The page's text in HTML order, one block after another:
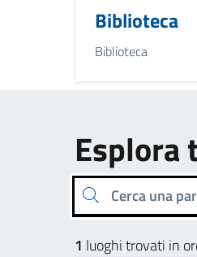
Biblioteca
Biblioteca
Esplora
Cerca una parola chiave
1 luoghi trovati in